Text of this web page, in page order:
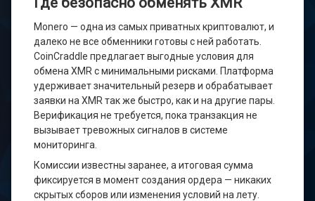
Monero — одна из самых приватных криптовалют, и
далеко не все обменники готовы с ней работать.
CoinCraddle предлагает выгодные условия для
обмена XMR с минимальными рисками. Платформа
удерживает значительный резерв и обрабатывает
заявки на XMR так же быстро, как и на другие пары.
Верификация не требуется, пока транзакция не
вызывает тревожных сигналов в системе
мониторинга.
Комиссии известны заранее, а итоговая сумма
фиксируется в момент создания ордера — никаких
скрытых сборов или изменения условий на лету.